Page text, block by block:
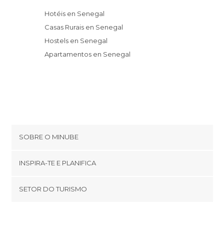
Hotéis en Senegal
Casas Rurais en Senegal
Hostels en Senegal
Apartamentos en Senegal
SOBRE O MINUBE
Términos e Condições
INSPIRA-TE E PLANIFICA
SETOR DO TURISMO